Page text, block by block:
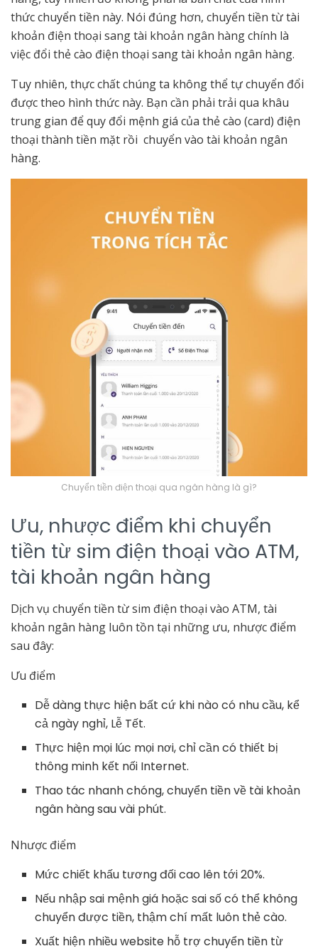
thức chuyển tiền này. Nói đúng hơn, chuyển tiền từ tài
khoản điện thoại sang tài khoản ngân hàng chính là
việc đổi thẻ cào điện thoại sang tài khoản ngân hàng.
Tuy nhiên, thực chất chúng ta không thể tự chuyển đổi
được theo hình thức này. Bạn cần phải trải qua khâu
trung gian để quy đổi mệnh giá của thẻ cào (card) điện
thoại thành tiền mặt rồi chuyển vào tài khoản ngân
hàng.
Chuyển tiền điện thoại qua ngân hàng là gì?
Ưu, nhược điểm khi chuyển
tiền từ sim điện thoại vào ATM,
tài khoản ngân hàng
Dịch vụ chuyển tiền từ sim điện thoại vào ATM, tài
khoản ngân hàng luôn tồn tại những ưu, nhược điểm
sau đây:
Ưu điểm
Dễ dàng thực hiện bất cứ khi nào có nhu cầu, kể
cả ngày nghỉ, Lễ Tết.
Thực hiện mọi lúc mọi nơi, chỉ cần có thiết bị
thông minh kết nối Internet.
Thao tác nhanh chóng, chuyển tiền về tài khoản
ngân hàng sau vài phút.
Nhược điểm
Mức chiết khấu tương đối cao lên tới 20%.
Nếu nhập sai mệnh giá hoặc sai số có thể không
chuyển được tiền, thậm chí mất luôn thẻ cào.
Xuất hiện nhiều website hỗ trợ chuyển tiền từ